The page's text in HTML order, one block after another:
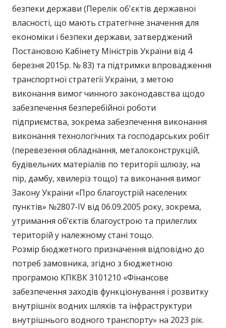
безпеки держави (Перелік об'єктів державної
власності, що мають стратегічне значення для
економіки і безпеки держави, затверджений
Постановою Кабінету Міністрів України від 4
березня 2015р. № 83) та підтримки впровадження
транспортної стратегії України, з метою
виконання вимог чинного законодавства щодо
забезпечення безперебійної роботи
підприємства, зокрема забезпечення виконання
виконання технологічних та господарських робіт
(перевезення обладнання, металоконструкцій,
будівельних матеріалів по території шлюзу, на
пір, дамбу, хвилеріз тощо) та виконання вимог
Закону України «Про благоустрій населених
пунктів» №2807-IV від 06.09.2005 року, зокрема,
утримання об’єктів благоустрою та прилеглих
територій у належному стані тощо.
Розмір бюджетного призначення відповідно до
потреб замовника, згідно з бюджетною
програмою КПКВК 3101210 «Фінансове
забезпечення заходів функціонування і розвитку
внутрішніх водних шляхів та інфраструктури
внутрішнього водного транспорту» на 2023 рік.